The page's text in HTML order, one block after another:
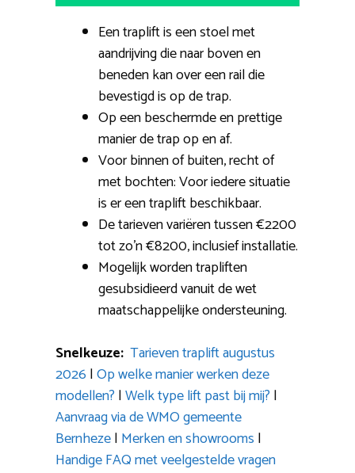
Een traplift is een stoel met
aandrijving die naar boven en
beneden kan over een rail die
bevestigd is op de trap.
Op een beschermde en prettige
manier de trap op en af.
Voor binnen of buiten, recht of
met bochten: Voor iedere situatie
is er een traplift beschikbaar.
De tarieven variëren tussen €2200
tot zo’n €8200, inclusief installatie.
Mogelijk worden trapliften
gesubsidieerd vanuit de wet
maatschappelijke ondersteuning.
Snelkeuze: Tarieven traplift augustus
2026 |Op welke manier werken deze
modellen? |Welk type lift past bij mij? |
Aanvraag via de WMO gemeente
Bernheze| Merken en showrooms |
Handige FAQ met veelgestelde vragen